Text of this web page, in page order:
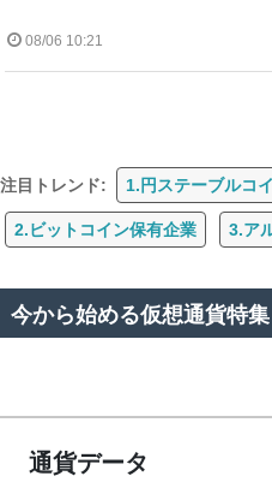
08/06 10:21
注目トレンド: 1.円ステーブルコ
2.ビットコイン保有企業 3.ア
今から始める仮想通貨特集
通貨データ